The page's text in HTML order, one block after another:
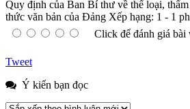
Quy định của Ban Bí thư về thể loại,
thức văn bản của Đảng Xếp hạng: 1 - 1
Click để đánh giá bài
Tweet
Ý kiến bạn đọc